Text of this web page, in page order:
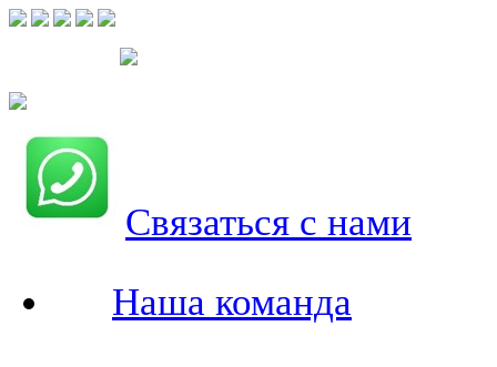
Связаться с нами
Наша команда